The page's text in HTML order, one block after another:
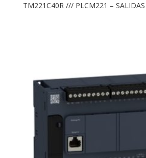
TM221C40R /// PLCM221 – SALIDAS